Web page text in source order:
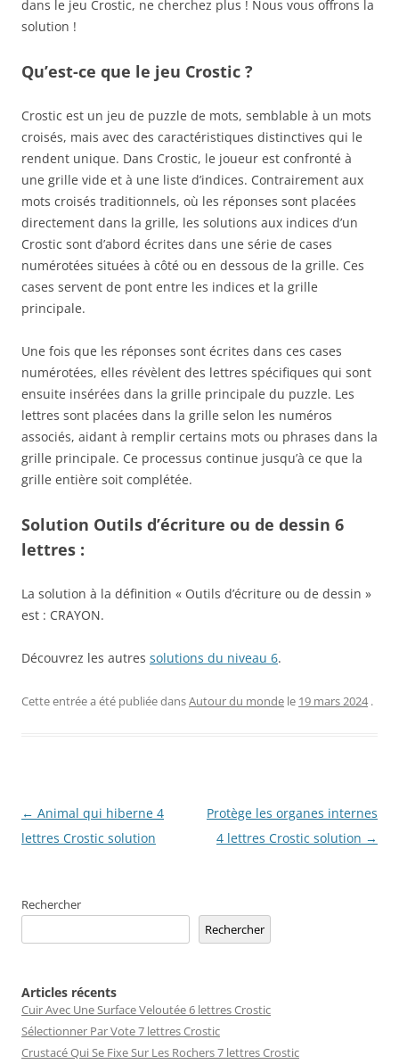
dans le jeu Crostic, ne cherchez plus ! Nous vous offrons la
solution !
Qu’est-ce que le jeu Crostic ?
Crostic est un jeu de puzzle de mots, semblable à un mots
croisés, mais avec des caractéristiques distinctives qui le
rendent unique. Dans Crostic, le joueur est confronté à
une grille vide et à une liste d’indices. Contrairement aux
mots croisés traditionnels, où les réponses sont placées
directement dans la grille, les solutions aux indices d’un
Crostic sont d’abord écrites dans une série de cases
numérotées situées à côté ou en dessous de la grille. Ces
cases servent de pont entre les indices et la grille
principale.
Une fois que les réponses sont écrites dans ces cases
numérotées, elles révèlent des lettres spécifiques qui sont
ensuite insérées dans la grille principale du puzzle. Les
lettres sont placées dans la grille selon les numéros
associés, aidant à remplir certains mots ou phrases dans la
grille principale. Ce processus continue jusqu’à ce que la
grille entière soit complétée.
Solution Outils d’écriture ou de dessin 6
lettres :
La solution à la définition « Outils d’écriture ou de dessin »
est : CRAYON.
Découvrez les autres solutions du niveau 6.
Cette entrée a été publiée dansAutour du monde le 19 mars 2024 .
Navigation
des
← Animal qui hiberne 4
lettres Crostic solution
Protège les organes internes
4 lettres Crostic solution →
Rechercher
Rechercher
Articles récents
Cuir Avec Une Surface Veloutée 6 lettres Crostic
Sélectionner Par Vote 7 lettres Crostic
Crustacé Qui Se Fixe Sur Les Rochers 7 lettres Crostic